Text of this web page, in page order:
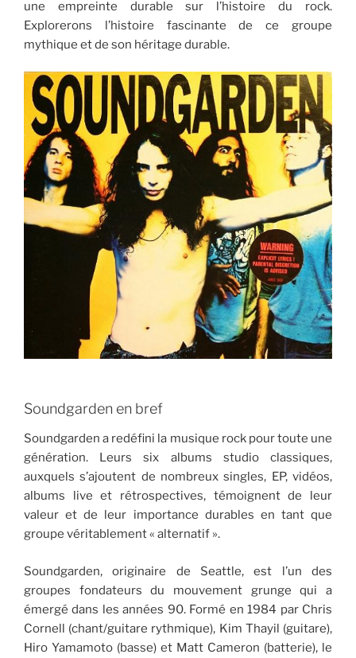
une empreinte durable sur l’histoire du rock.
Explorerons l’histoire fascinante de ce groupe
mythique et de son héritage durable.
Soundgarden en bref
Soundgarden a redéfini la musique rock pour toute une
génération. Leurs six albums studio classiques,
auxquels s’ajoutent de nombreux singles, EP, vidéos,
albums live et rétrospectives, témoignent de leur
valeur et de leur importance durables en tant que
groupe véritablement « alternatif ».
Soundgarden, originaire de Seattle, est l’un des
groupes fondateurs du mouvement grunge qui a
émergé dans les années 90. Formé en 1984 par Chris
Cornell (chant/guitare rythmique), Kim Thayil (guitare),
Hiro Yamamoto (basse) et Matt Cameron (batterie), le